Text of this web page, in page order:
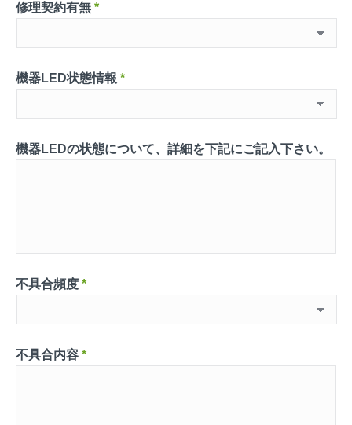
修理契約有無 *
機器LED状態情報 *
機器LEDの状態について、詳細を下記にご記入下さい。
不具合頻度 *
不具合内容 *